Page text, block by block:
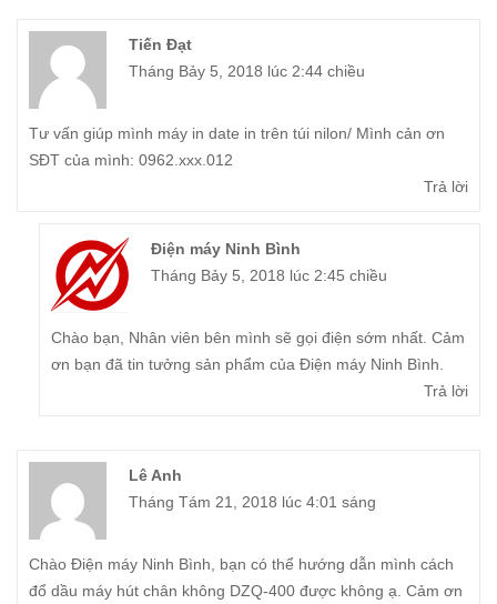
Tiến Đạt
Tháng Bảy 5, 2018 lúc 2:44 chiều
Tư vấn giúp mình máy in date in trên túi nilon/ Mình cản ơn
SĐT của mình: 0962.xxx.012
Trả lời
Điện máy Ninh Bình
Tháng Bảy 5, 2018 lúc 2:45 chiều
Chào bạn, Nhân viên bên mình sẽ gọi điện sớm nhất. Cảm
ơn bạn đã tin tưởng sản phẩm của Điện máy Ninh Bình.
Trả lời
Lê Anh
Tháng Tám 21, 2018 lúc 4:01 sáng
Chào Điện máy Ninh Bình, bạn có thể hướng dẫn mình cách
đổ dầu máy hút chân không DZQ-400 được không ạ. Cảm ơn